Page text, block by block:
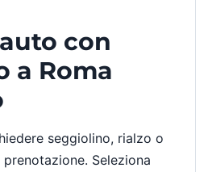
con
a Roma
seggiolino, rialzo o
Seleziona